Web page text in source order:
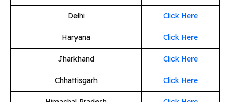
Delhi Click Here
Haryana Click Here
Jharkhand Click Here
Chhattisgarh Click Here